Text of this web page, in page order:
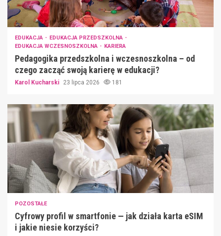
EDUKACJA
EDUKACJA PRZEDSZKOLNA
EDUKACJA WCZESNOSZKOLNA
KARIERA
Pedagogika przedszkolna i wczesnoszkolna – od
czego zacząć swoją karierę w edukacji?
Karol Kucharski 23 lipca 2026 181
POZOSTAŁE
Cyfrowy profil w smartfonie — jak działa karta eSIM
i jakie niesie korzyści?